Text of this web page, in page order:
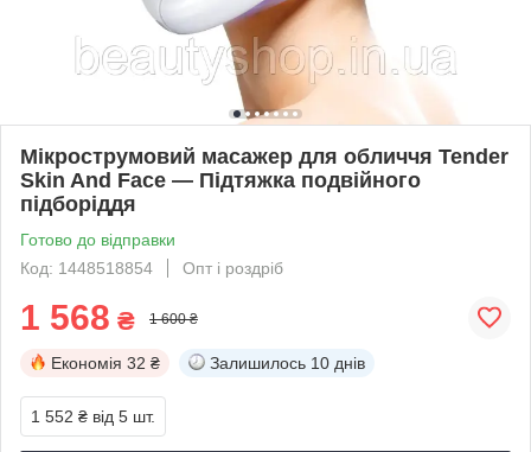
Мікрострумовий масажер для обличчя Tender
Skin And Face — Підтяжка подвійного
підборіддя
Готово до відправки
Код: 1448518854
Опт і роздріб
1 568 ₴ 1 600 ₴
Економія 32 ₴ Залишилось 10 днів
1 552 ₴ від 5 шт.